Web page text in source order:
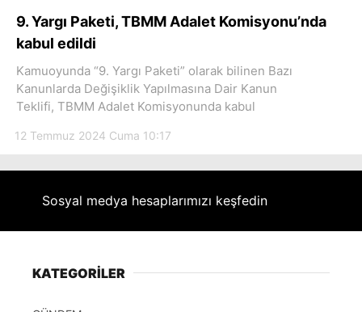
Facebook
Youtube
9. Yargı Paketi, TBMM Adalet Komisyonu’nda
kabul edildi
Kamuoyunda “9. Yargı Paketi” olarak bilinen Bazı
Kanunlarda Değişiklik Yapılmasına Dair Kanun
Teklifi, TBMM Adalet Komisyonunda kabul
12 Temmuz 2024 Cuma 10:17
Sosyal medya hesaplarımızı keşfedin
KATEGORİLER